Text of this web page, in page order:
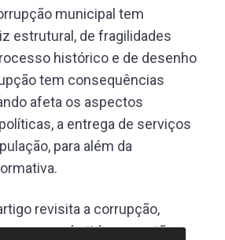
municipal tem
estrutural, de fragilidades
histórico e de desenho
tem consequências
afeta os aspectos
a entrega de serviços
para além da
revisita a corrupção,
a ser combatido na gestão